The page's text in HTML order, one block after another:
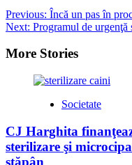
Post
navigation
Previous: Încă un pas în
Next: Programul de
More Stories
Societate
CJ Harghita
sterilizare şi
stăpân